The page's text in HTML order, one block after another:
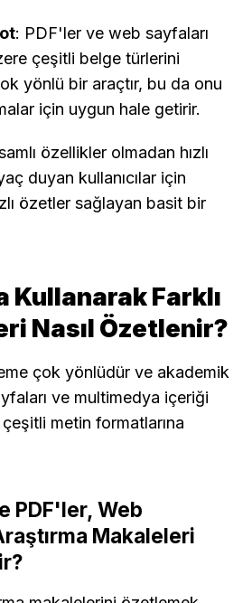
: PDF'ler ve web sayfaları
çeşitli belge türlerini
yönlü bir araçtır, bu da onu
için uygun hale getirir.
özellikler olmadan hızlı
duyan kullanıcılar için
özetler sağlayan basit bir
Kullanarak Farklı
Nasıl Özetlenir?
çok yönlüdür ve akademik
ve multimedya içeriği
metin formatlarına
PDF'ler, Web
Makaleleri